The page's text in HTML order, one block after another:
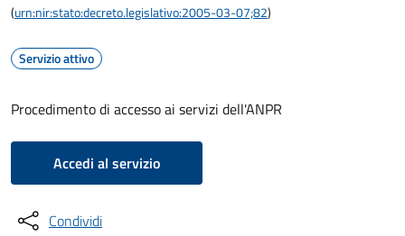
(urn:nir:stato:decreto.legislativo:2005-03-07;82)
Servizio attivo
Procedimento di accesso ai servizi dell'ANPR
Accedi al servizio
Condividi